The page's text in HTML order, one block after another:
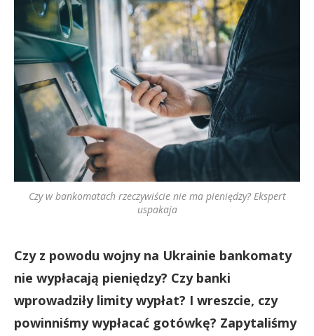
Czy w bankomatach rzeczywiście nie ma pieniędzy? Ekspert
uspakaja
Czy z powodu wojny na Ukrainie bankomaty
nie wypłacają pieniędzy? Czy banki
wprowadziły limity wypłat? I wreszcie, czy
powinniśmy wypłacać gotówkę? Zapytaliśmy